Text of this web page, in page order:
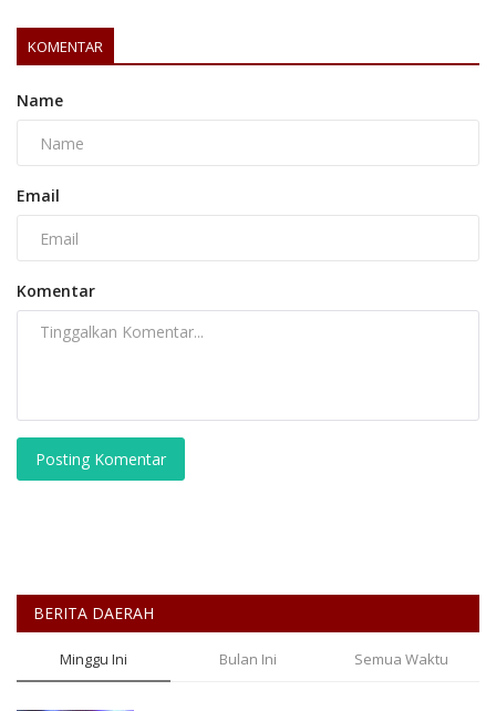
KOMENTAR
Name
Email
Komentar
Posting Komentar
BERITA DAERAH
Minggu Ini Bulan Ini Semua Waktu